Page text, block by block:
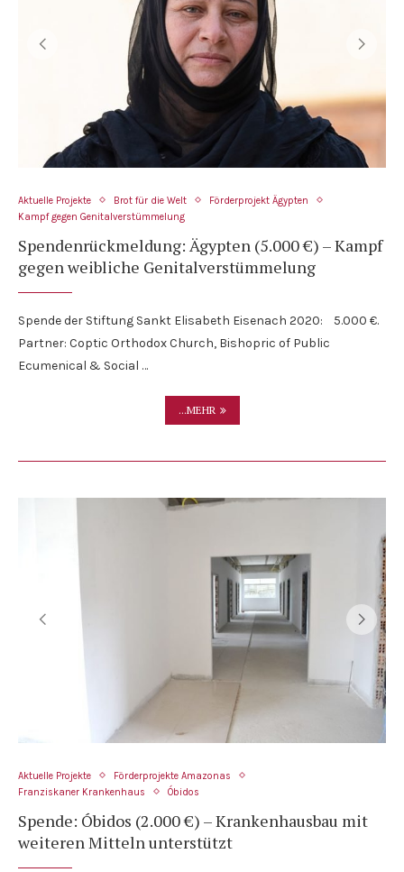
Aktuelle Projekte Brot für die Welt
Förderprojekt Ägypten
Kampf gegen Genitalverstümmelung
Spendenrückmeldung: Ägypten (5.000 €) – Kampf
gegen weibliche Genitalverstümmelung
Spende der Stiftung Sankt Elisabeth Eisenach 2020: 5.000 €.
Partner: Coptic Orthodox Church, Bishopric of Public
Ecumenical & Social …
...MEHR
Aktuelle Projekte
Förderprojekte Amazonas
Franziskaner Krankenhaus
Óbidos
Spende: Óbidos (2.000 €) – Krankenhausbau mit
weiteren Mitteln unterstützt